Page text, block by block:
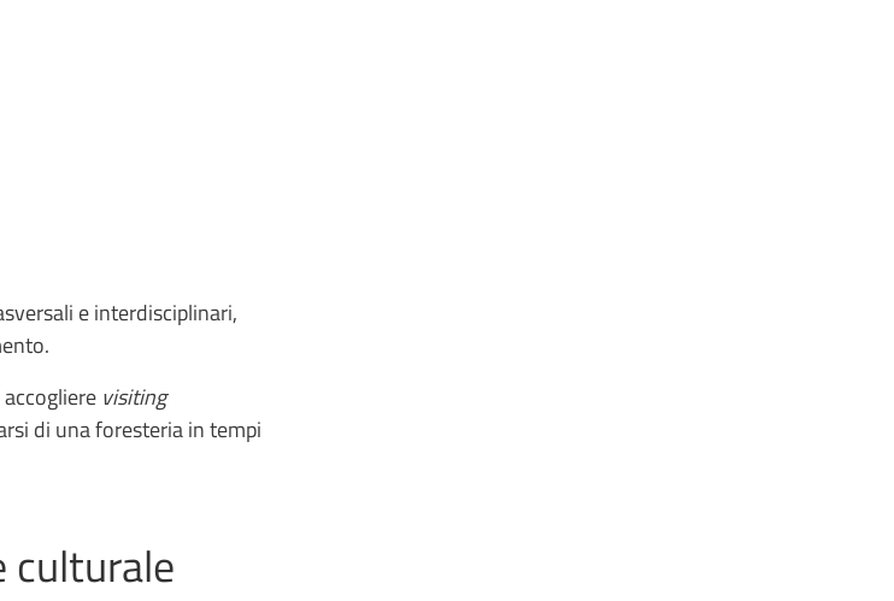
e interdisciplinari,
visiting
di una foresteria in tempi
culturale